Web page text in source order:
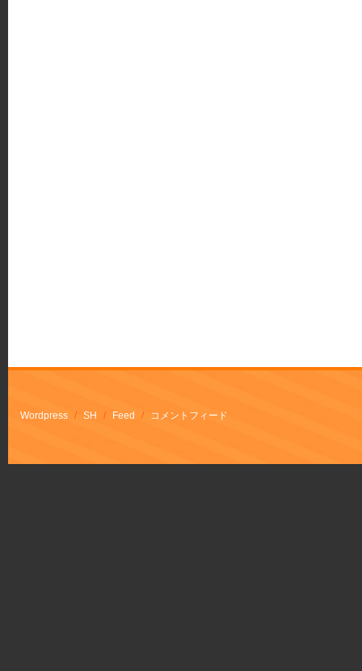
Wordpress / SH / Feed / コメントフィード